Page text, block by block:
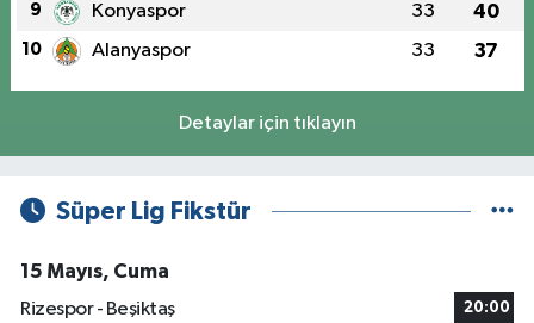
9 Konyaspor 33 40
10 Alanyaspor 33 37
Detaylar için tıklayın
Süper Lig Fikstür
15 Mayıs, Cuma
Rizespor - Beşiktaş
20:00